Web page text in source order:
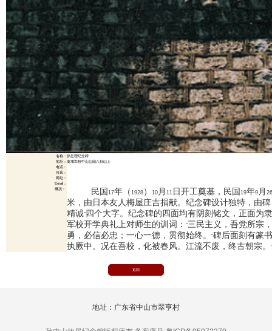
名称： 孙总理纪念碑
地址： 黄埔军校中山公园八卦山上
电话：
传真：
网址：
Email：
概况：
民国 17年（ 1928 ） 10 月 11 日开工奠基，民国 19年9 月 26
米 ，由日本友人梅屋庄吉捐献。纪念碑设计独特，由
精诚”四个大字。纪念碑的四面均有阴刻铭文，正面为
军校开学典礼上对师生的训词： “三民主义，吾党所宗
勇，必信必忠；一心一德，贯彻始终。
”碑后面刻有篆
执厥中。况在吾校，化被春风。江流不废，终古朝宗。
”
返回
地址：广东省中山市翠亨村